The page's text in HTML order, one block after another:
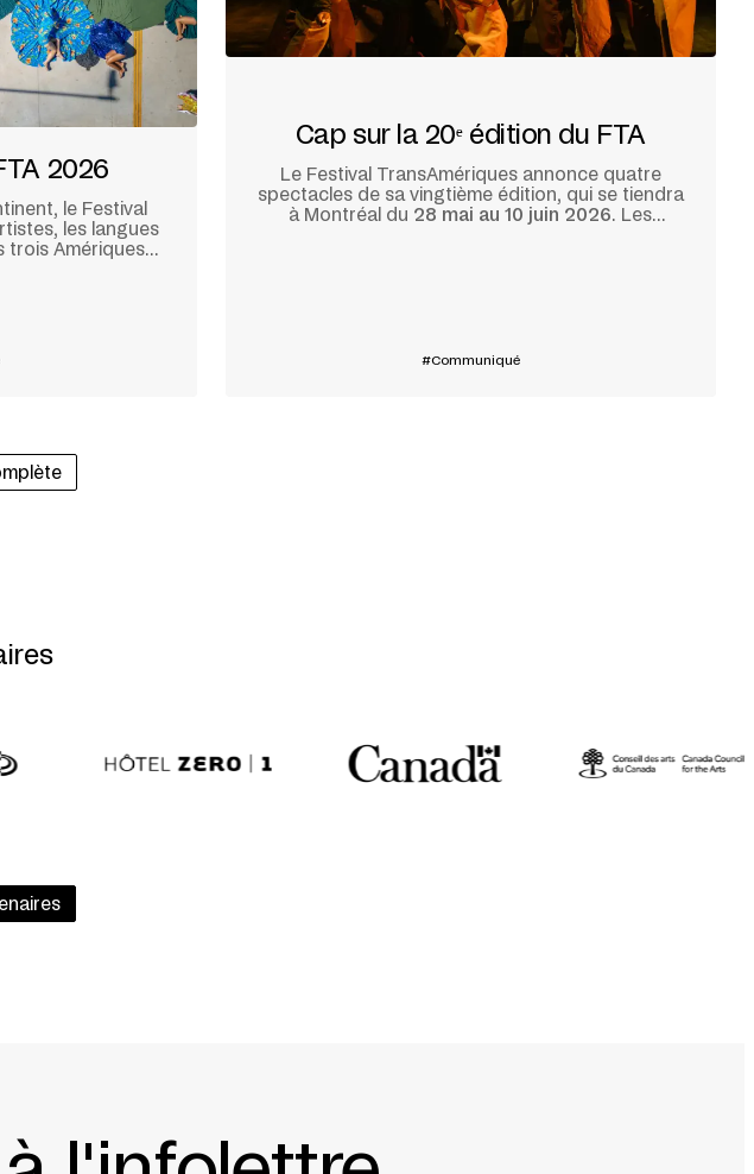
2026
le Festival
les langues
trois Amériques
Cap sur la 20ᵉ édition du FTA
Le Festival TransAmériques annonce quatre
spectacles de sa vingtième édition, qui se tiendra
à Montréal du 28 mai au 10 juin 2026. Les
Communiqué